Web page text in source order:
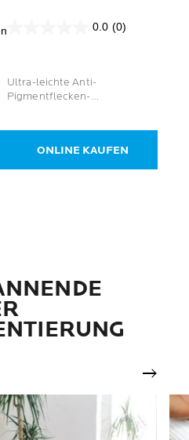
0.0 (0)
Sternen.
Ultra-leichte Anti-
Pigmentflecken-
ONLINE KAUFEN